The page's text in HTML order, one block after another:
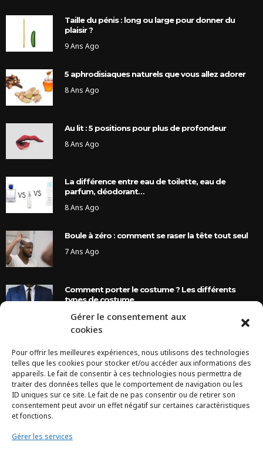
Gérer le consentement aux
cookies
Pour offrir les meilleures expériences, nous utilisons des technologies
telles que les cookies pour stocker et/ou accéder aux informations des
appareils. Le fait de consentir à ces technologies nous permettra de
traiter des données telles que le comportement de navigation ou les
ID uniques sur ce site. Le fait de ne pas consentir ou de retirer son
consentement peut avoir un effet négatif sur certaines caractéristiques
et fonctions.
Gérer les services
Taille du pénis : long ou large pour donner du
plaisir ?
9 Ans Ago
5 aphrodisiaques naturels que vous allez adorer
8 Ans Ago
Au lit : 5 positions pour plus de profondeur
8 Ans Ago
La différence entre eau de toilette, eau de
parfum, déodorant…
8 Ans Ago
Boule à zéro : comment se raser la tête tout seul
7 Ans Ago
Comment porter le costume ? Les différents
types de costume
8 Ans Ago
INSTAGRAM
Configuration error or no pictures...